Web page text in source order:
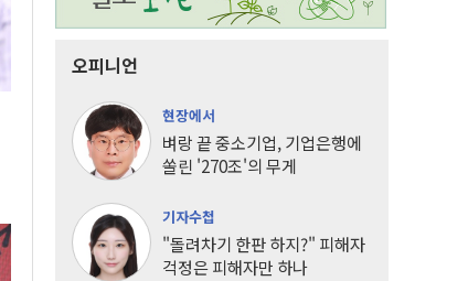
오피니언
현장에서
벼랑 끝 중소기업, 기업은행에
쏠린 '270조'의 무게
기자수첩
"돌려차기 한판 하지?" 피해자
걱정은 피해자만 하나